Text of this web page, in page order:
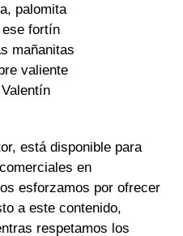
palomita
ese fortín
mañanitas
valiente
está disponible para
en
esforzamos por ofrecer
a este contenido,
respetamos los